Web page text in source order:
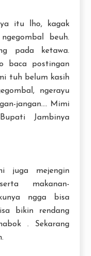
itu lho, kagak
beuh.
pada ketawa.
baca postingan
tuh belum kasih
ngerayu
jangan.... Mimi
Jambinya
juga mejengin
makanan-
ngga bisa
bikin rendang
. Sekarang